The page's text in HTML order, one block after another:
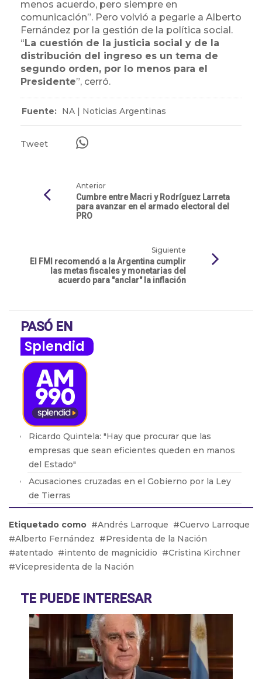
menos acuerdo, pero siempre en
comunicación”. Pero volvió a pegarle a Alberto
Fernández por la gestión de la política social.
“ La cuestión de la justicia social y de la
distribución del ingreso es un tema de
segundo orden, por lo menos para el
Presidente”, cerró.
Fuente: NA | Noticias Argentinas
Tweet
Anterior
Cumbre entre Macri y Rodríguez Larreta
para avanzar en el armado electoral del
PRO
Siguiente
El FMI recomendó a la Argentina cumplir
las metas fiscales y monetarias del
acuerdo para "anclar" la inflación
PASÓ EN
Splendid
Ricardo Quintela: "Hay que procurar que las
empresas que sean eficientes queden en manos
del Estado"
Acusaciones cruzadas en el Gobierno por la Ley
de Tierras
los dichos de Milei
Adicciones: Cómo detectar que el consumo se
volvió un problema
El drama de los 9 en Boca: De la lesión de Cavani
Etiquetado como Andrés Larroque
Cuervo Larroque
Alberto Fernández
Presidenta de la Nación
atentado
intento de magnicidio
Cristina Kirchner
Vicepresidenta de la Nación
TE PUEDE INTERESAR